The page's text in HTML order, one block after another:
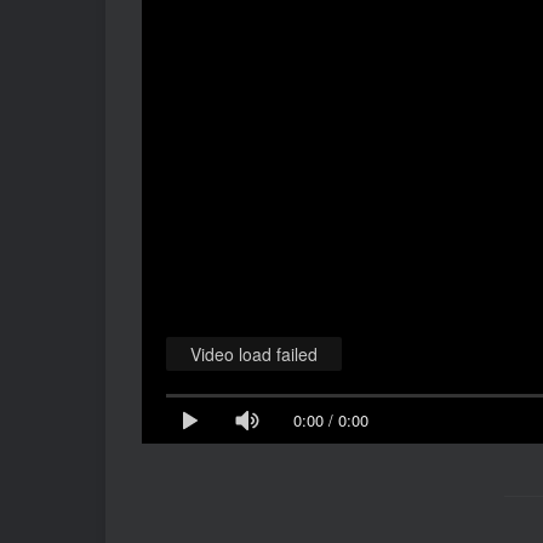
0:00 / 0:00
Video load failed